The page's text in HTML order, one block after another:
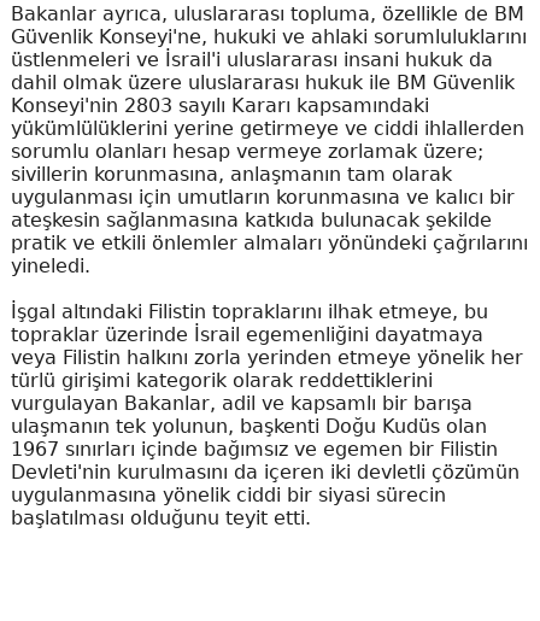
Bakanlar ayrıca, uluslararası topluma, özellikle de BM
Güvenlik Konseyi'ne, hukuki ve ahlaki sorumluluklarını
üstlenmeleri ve İsrail'i uluslararası insani hukuk da
dahil olmak üzere uluslararası hukuk ile BM Güvenlik
Konseyi'nin 2803 sayılı Kararı kapsamındaki
yükümlülüklerini yerine getirmeye ve ciddi ihlallerden
sorumlu olanları hesap vermeye zorlamak üzere;
sivillerin korunmasına, anlaşmanın tam olarak
uygulanması için umutların korunmasına ve kalıcı bir
ateşkesin sağlanmasına katkıda bulunacak şekilde
pratik ve etkili önlemler almaları yönündeki çağrılarını
yineledi.
İşgal altındaki Filistin topraklarını ilhak etmeye, bu
topraklar üzerinde İsrail egemenliğini dayatmaya
veya Filistin halkını zorla yerinden etmeye yönelik her
türlü girişimi kategorik olarak reddettiklerini
vurgulayan Bakanlar, adil ve kapsamlı bir barışa
ulaşmanın tek yolunun, başkenti Doğu Kudüs olan
1967 sınırları içinde bağımsız ve egemen bir Filistin
Devleti'nin kurulmasını da içeren iki devletli çözümün
uygulanmasına yönelik ciddi bir siyasi sürecin
başlatılması olduğunu teyit etti.